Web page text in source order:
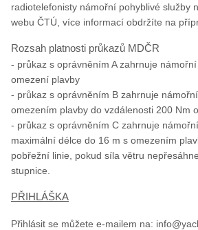
radiotelefonisty námořní pohyblivé služby
webu ČTÚ, více informací obdržíte na
Rozsah platnosti průkazů MDČR
- průkaz s oprávněním A zahrnuje
omezení plavby
- průkaz s oprávněním B zahrnuje
omezením plavby do vzdálenosti 200 Nm
- průkaz s oprávněním C zahrnuje
maximální délce do 16 m s omezením
pobřežní linie, pokud síla větru
stupnice.
PŘIHLÁŠKA
Přihlásit se můžete e-mailem na: